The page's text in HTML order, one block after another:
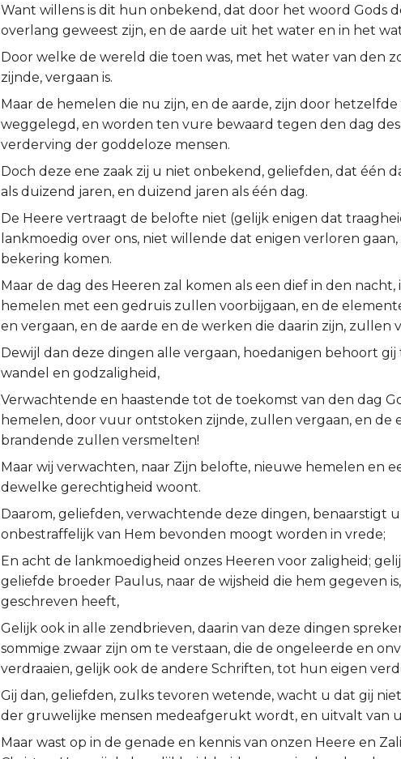
Want willens is dit hun onbekend, dat door het woord Gods
overlang geweest zijn, en de aarde uit het water en in het
Door welke de wereld die toen was, met het water van den
zijnde, vergaan is.
Maar de hemelen die nu zijn, en de aarde, zijn door
weggelegd, en worden ten vure bewaard tegen den dag
verderving der goddeloze mensen.
Doch deze ene zaak zij u niet onbekend, geliefden, dat één
als duizend jaren, en duizend jaren als één dag.
De Heere vertraagt de belofte niet (gelijk enigen dat
lankmoedig over ons, niet willende dat enigen verloren
bekering komen.
Maar de dag des Heeren zal komen als een dief in den
hemelen met een gedruis zullen voorbijgaan, en de
en vergaan, en de aarde en de werken die daarin zijn, zullen
Dewijl dan deze dingen alle vergaan, hoedanigen behoort gij
wandel en godzaligheid,
Verwachtende en haastende tot de toekomst van den dag
hemelen, door vuur ontstoken zijnde, zullen vergaan, en de
brandende zullen versmelten!
Maar wij verwachten, naar Zijn belofte, nieuwe hemelen en
dewelke gerechtigheid woont.
Daarom, geliefden, verwachtende deze dingen, benaarstigt
onbestraffelijk van Hem bevonden moogt worden in vrede;
En acht de lankmoedigheid onzes Heeren voor zaligheid;
geliefde broeder Paulus, naar de wijsheid die hem gegeven
geschreven heeft,
Gelijk ook in alle zendbrieven, daarin van deze dingen
sommige zwaar zijn om te verstaan, die de ongeleerde en
verdraaien, gelijk ook de andere Schriften, tot hun eigen
Gij dan, geliefden, zulks tevoren wetende, wacht u dat gij
der gruwelijke mensen medeafgerukt wordt, en uitvalt van
Maar wast op in de genade en kennis van onzen Heere en